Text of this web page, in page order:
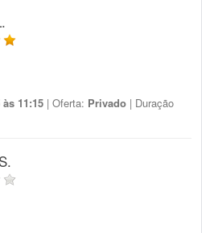
às 11:15 | Oferta: Privado | Duração